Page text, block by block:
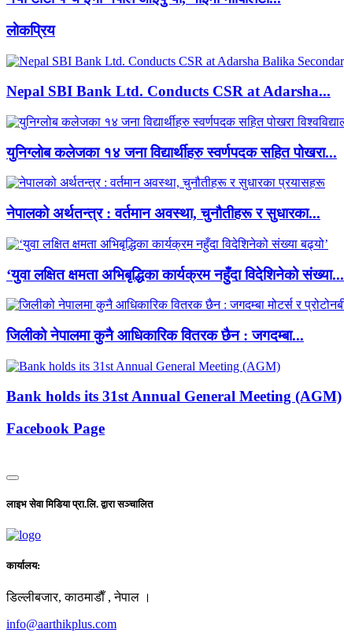
लाेकप्रिय
Nepal SBI Bank Ltd. Conducts CSR at Adarsha...
युनिग्लोब कलेजका १४ जना विद्यार्थीहरु स्वर्णपदक सहित पोखरा...
नेपालको अर्थतन्त्र : वर्तमान अवस्था, चुनौतीहरू र सुधारका...
‘युवा लक्षित क्षमता अभिबृद्धिका कार्यक्रम नहुँदा विदेशिनेको संख्या...
जिलीको नेपालमा कुनै आधिकारिक वितरक छैन : जगदम्बा...
Bank holds its 31st Annual General Meeting (AGM)
Facebook Page
लाइभ सेवा मिडिया प्रा.लि. द्वारा सञ्चालित
कार्यालय:
डिल्लीबजार, काठमाडाैँ , नेपाल ।
info@aarthikplus.com